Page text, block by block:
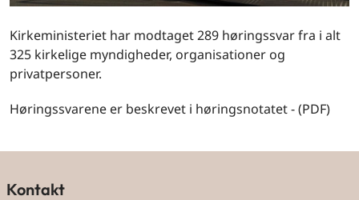
Kirkeministeriet har modtaget 289 høringssvar fra i alt
325 kirkelige myndigheder, organisationer og
privatpersoner.
Høringssvarene er beskrevet i høringsnotatet - (PDF)
Kontakt